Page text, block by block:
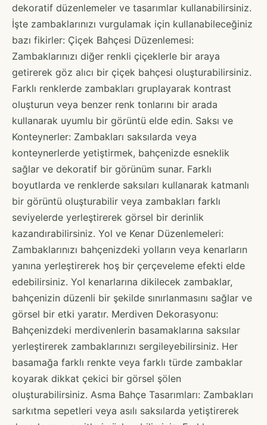
dekoratif düzenlemeler ve tasarımlar kullanabilirsiniz.
İşte zambaklarınızı vurgulamak için kullanabileceğiniz
bazı fikirler: Çiçek Bahçesi Düzenlemesi:
Zambaklarınızı diğer renkli çiçeklerle bir araya
getirerek göz alıcı bir çiçek bahçesi oluşturabilirsiniz.
Farklı renklerde zambakları gruplayarak kontrast
oluşturun veya benzer renk tonlarını bir arada
kullanarak uyumlu bir görüntü elde edin. Saksı ve
Konteynerler: Zambakları saksılarda veya
konteynerlerde yetiştirmek, bahçenizde esneklik
sağlar ve dekoratif bir görünüm sunar. Farklı
boyutlarda ve renklerde saksıları kullanarak katmanlı
bir görüntü oluşturabilir veya zambakları farklı
seviyelerde yerleştirerek görsel bir derinlik
kazandırabilirsiniz. Yol ve Kenar Düzenlemeleri:
Zambaklarınızı bahçenizdeki yolların veya kenarların
yanına yerleştirerek hoş bir çerçeveleme efekti elde
edebilirsiniz. Yol kenarlarına dikilecek zambaklar,
bahçenizin düzenli bir şekilde sınırlanmasını sağlar ve
görsel bir etki yaratır. Merdiven Dekorasyonu:
Bahçenizdeki merdivenlerin basamaklarına saksılar
yerleştirerek zambaklarınızı sergileyebilirsiniz. Her
basamağa farklı renkte veya farklı türde zambaklar
koyarak dikkat çekici bir görsel şölen
oluşturabilirsiniz. Asma Bahçe Tasarımları: Zambakları
sarkıtma sepetleri veya asılı saksılarda yetiştirerek